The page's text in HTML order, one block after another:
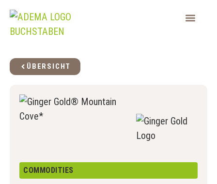
ÜBERSICHT
COMMODITIES